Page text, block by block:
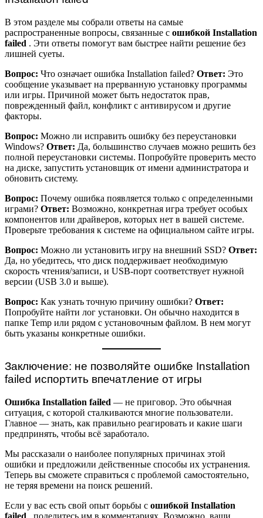
В этом разделе мы собрали ответы на самые
распространенные вопросы, связанные с ошибкой Installation
failed . Эти ответы помогут вам быстрее найти решение без
лишней суеты.
Вопрос: Что означает ошибка Installation failed? Ответ: Это
сообщение указывает на прерванную установку программы
или игры. Причиной может быть недостаток прав,
поврежденный файл, конфликт с антивирусом и другие
факторы.
Вопрос: Можно ли исправить ошибку без переустановки
Windows? Ответ: Да, большинство случаев можно решить без
полной переустановки системы. Попробуйте проверить место
на диске, запустить установщик от имени администратора и
обновить систему.
Вопрос: Почему ошибка появляется только с определенными
играми? Ответ: Возможно, конкретная игра требует особых
компонентов или драйверов, которых нет в вашей системе.
Проверьте требования к системе на официальном сайте игры.
Вопрос: Можно ли установить игру на внешний SSD? Ответ:
Да, но убедитесь, что диск поддерживает необходимую
скорость чтения/записи, и USB-порт соответствует нужной
версии (USB 3.0 и выше).
Вопрос: Как узнать точную причину ошибки? Ответ:
Попробуйте найти лог установки. Он обычно находится в
папке Temp или рядом с установочным файлом. В нем могут
быть указаны конкретные ошибки.
Заключение: не позволяйте ошибке Installation
failed испортить впечатление от игры
Ошибка Installation failed — не приговор. Это обычная
ситуация, с которой сталкиваются многие пользователи.
Главное — знать, как правильно реагировать и какие шаги
предпринять, чтобы всё заработало.
Мы рассказали о наиболее популярных причинах этой
ошибки и предложили действенные способы их устранения.
Теперь вы сможете справиться с проблемой самостоятельно,
не теряя времени на поиск решений.
Если у вас есть свой опыт борьбы с ошибкой Installation